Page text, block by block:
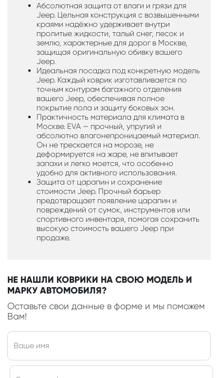
Абсолютная защита от влаги и грязи для
Jeep. Цельная конструкция с возвышенными
краями надёжно удерживает внутри
пролитые жидкости, талый снег, песок и
землю, характерные для дорог в Москве,
защищая оригинальную обивку вашего
Jeep.
Идеальная посадка под конкретную модель
Jeep. Каждый коврик изготавливается по
точным контурам багажного отделения
вашего Jeep, обеспечивая полное
покрытие пола и защиту боковых зон.
Практичность материала для климата в
Москве. EVA — прочный, упругий и
абсолютно влагонепроницаемый материал.
Он не трескается на морозе, не
деформируется на жаре, не впитывает
запахи и легко моется, что особенно
удобно для активного использования.
Защита от царапин и сохранение
стоимости Jeep. Прочный барьер
предотвращает появление царапин и
повреждений от сумок, инструментов или
спортивного инвентаря, помогая сохранить
высокую стоимость вашего Jeep при
продаже.
НЕ НАШЛИ КОВРИКИ НА СВОЮ МОДЕЛЬ И
МАРКУ АВТОМОБИЛЯ?
Оставьте свои данные в форме и мы поможем
Вам!